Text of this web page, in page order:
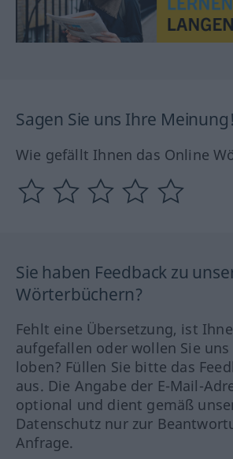
Sagen Sie uns Ihre Meinung!
Wie gefällt Ihnen das Online
Sie haben Feedback zu
Wörterbüchern?
Fehlt eine Übersetzung, ist
aufgefallen oder wollen Sie
loben? Füllen Sie bitte das
aus. Die Angabe der E-Mail-
optional und dient gemäß
Datenschutz nur zur
Anfrage.